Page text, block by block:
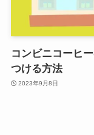
コンビニコーヒ
つける方法
2023年9月8日